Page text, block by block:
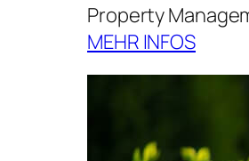
Property
MEHR INFOS